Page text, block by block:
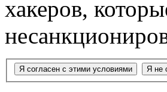
хакеров,